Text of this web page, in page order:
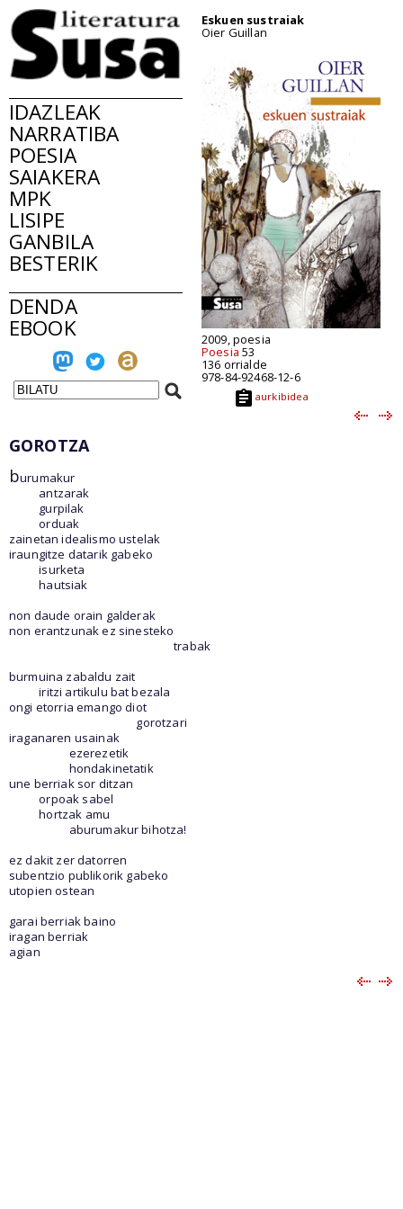
IDAZLEAK
NARRATIBA
POESIA
SAIAKERA
MPK
LISIPE
GANBILA
BESTERIK
DENDA
EBOOK
Eskuen sustraiak
Oier Guillan
2009, poesia
Poesia 53
136 orrialde
978-84-92468-12-6
aurkibidea
GOROTZA
burumakur
antzarak
gurpilak
orduak
zainetan idealismo ustelak
iraungitze datarik gabeko
isurketa
hautsiak
non daude orain galderak
non erantzunak ez sinesteko
trabak
burmuina zabaldu zait
iritzi artikulu bat bezala
ongi etorria emango diot
gorotzari
iraganaren usainak
ezerezetik
hondakinetatik
une berriak sor ditzan
orpoak sabel
hortzak amu
aburumakur bihotza!
ez dakit zer datorren
subentzio publikorik gabeko
utopien ostean
garai berriak baino
iragan berriak
agian